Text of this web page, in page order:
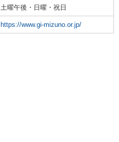
土曜午後・日曜・祝日
https://www.gi-mizuno.or.jp/